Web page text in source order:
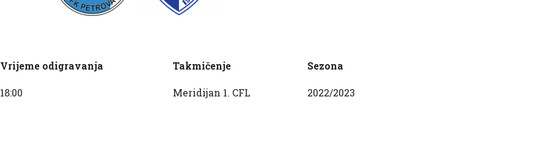
Vrijeme odigravanja Takmičenje Sezona
18:00 Meridijan 1. CFL 2022/2023